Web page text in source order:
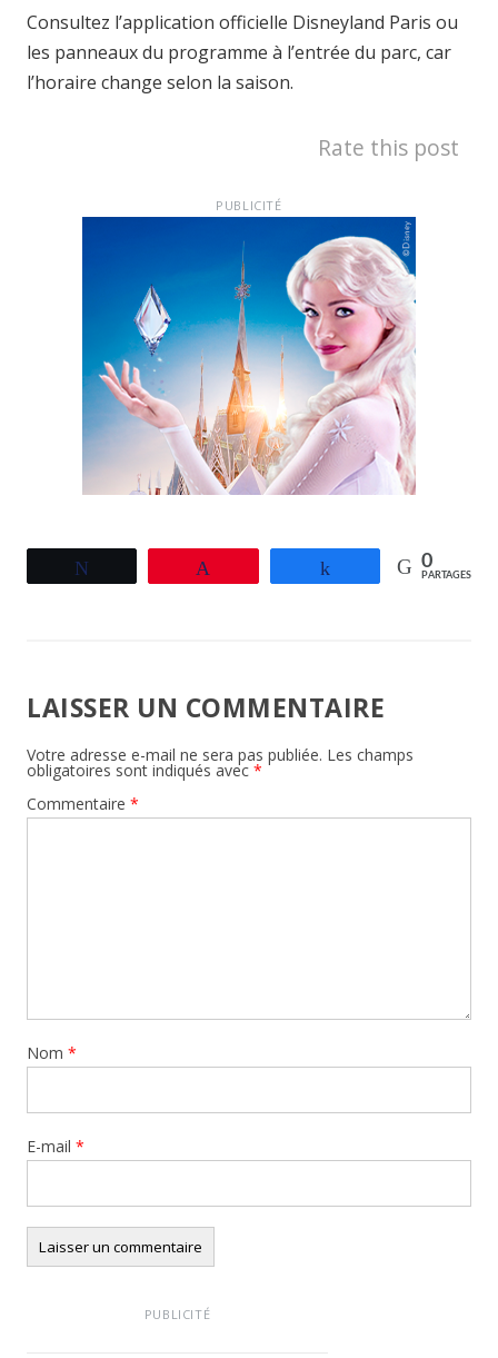
Consultez l’application officielle Disneyland Paris ou
les panneaux du programme à l’entrée du parc, car
l’horaire change selon la saison.
Rate this post
PUBLICITÉ
Partagez 0
PARTAGES
LAISSER UN COMMENTAIRE
Votre adresse e-mail ne sera pas publiée. Les champs
obligatoires sont indiqués avec *
Commentaire *
Nom *
E-mail *
PUBLICITÉ